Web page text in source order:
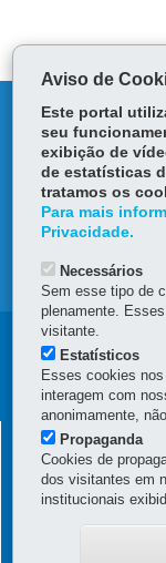
MAPA DO
DENUNCIE
OUVIDORIA
INSTITUTO
Aviso de
Este portal
seu
exibição de
de estatísticas
tratamos os
Para mais
Privacidade.
Necessários
Sem esse tipo de
plenamente.
visitante.
Estatísticos
Esses cookies
interagem com
anonimamente,
Propaganda
Cookies de
dos visitantes em
institucionais